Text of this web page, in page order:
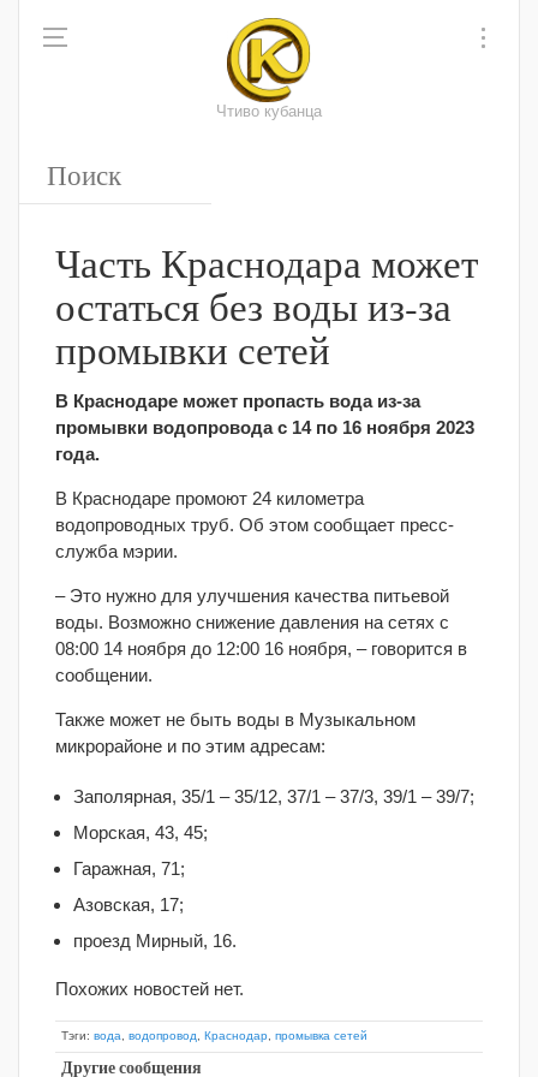
Чтиво кубанца
Часть Краснодара может
остаться без воды из-за
промывки сетей
В Краснодаре может пропасть вода из-за
промывки водопровода с 14 по 16 ноября 2023
года.
В Краснодаре промоют 24 километра
водопроводных труб. Об этом сообщает пресс-
служба мэрии.
– Это нужно для улучшения качества питьевой
воды. Возможно снижение давления на сетях с
08:00 14 ноября до 12:00 16 ноября, – говорится в
сообщении.
Также может не быть воды в Музыкальном
микрорайоне и по этим адресам:
Заполярная, 35/1 – 35/12, 37/1 – 37/3, 39/1 – 39/7;
Морская, 43, 45;
Гаражная, 71;
Азовская, 17;
проезд Мирный, 16.
Похожих новостей нет.
Тэги: вода водопровод Краснодар промывка сетей
Другие сообщения